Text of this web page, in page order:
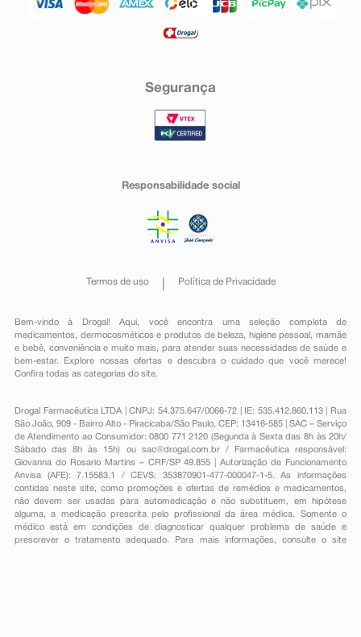
Segurança
Responsabilidade social
Termos de uso Política de Privacidade
Bem-vindo à Drogal! Aqui, você encontra uma seleção completa de
medicamentos , dermocosméticos e produtos de beleza, higiene pessoal ,mamãe
e bebê, conveniênciae muito mais, para atender suas necessidades de saúde e
bem-estar. Explore nossas ofertas e descubra o cuidado que você merece!
Confira todas as categorias do site.
Drogal Farmacêutica LTDA | CNPJ: 54.375.647/0066-72 | IE: 535.412.860.113 | Rua
São João, 909 - Bairro Alto - Piracicaba/São Paulo, CEP: 13416-585 | SAC – Serviço
de Atendimento ao Consumidor: 0800 771 2120 (Segunda à Sexta das 8h às 20h/
Sábado das 8h às 15h) ou sac@drogal.com.br/ Farmacêutica responsável:
Giovanna do Rosario Martins – CRF/SP 49.855 | Autorização de Funcionamento
Anvisa (AFE): 7.15583.1 / CEVS: 353870901-477-000047-1-5. As informações
contidas neste site, como promoções e ofertas de remédios e medicamentos,
não devem ser usadas para automedicação e não substituem, em hipótese
alguma, a medicação prescrita pelo profissional da área médica. Somente o
médico está em condições de diagnosticar qualquer problema de saúde e
prescrever o tratamento adequado. Para mais informações, consulte o site